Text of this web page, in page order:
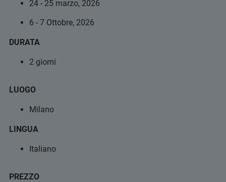
24 - 25 marzo, 2026
6 - 7 Ottobre, 2026
DURATA
2 giorni
LUOGO
Milano
LINGUA
Italiano
PREZZO